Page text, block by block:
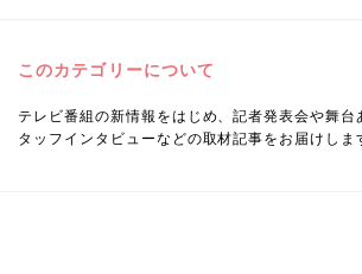
このカテゴリーについて
テレビ番組の新情報をはじめ、記者発表会や舞台
タッフインタビューなどの取材記事をお届けしま